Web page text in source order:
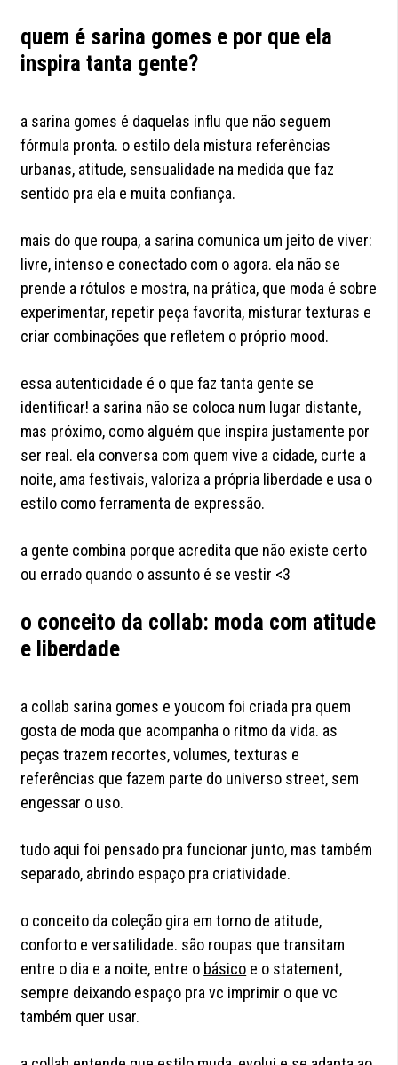
quem é sarina gomes e por que ela
inspira tanta gente?
a sarina gomes é daquelas influ que não seguem
fórmula pronta. o estilo dela mistura referências
urbanas, atitude, sensualidade na medida que faz
sentido pra ela e muita confiança.
mais do que roupa, a sarina comunica um jeito de viver:
livre, intenso e conectado com o agora. ela não se
prende a rótulos e mostra, na prática, que moda é sobre
experimentar, repetir peça favorita, misturar texturas e
criar combinações que refletem o próprio mood.
essa autenticidade é o que faz tanta gente se
identificar! a sarina não se coloca num lugar distante,
mas próximo, como alguém que inspira justamente por
ser real. ela conversa com quem vive a cidade, curte a
noite, ama festivais, valoriza a própria liberdade e usa o
estilo como ferramenta de expressão.
a gente combina porque acredita que não existe certo
ou errado quando o assunto é se vestir <3
o conceito da collab: moda com atitude
e liberdade
a collab sarina gomes e youcom foi criada pra quem
gosta de moda que acompanha o ritmo da vida. as
peças trazem recortes, volumes, texturas e
referências que fazem parte do universo street, sem
engessar o uso.
tudo aqui foi pensado pra funcionar junto, mas também
separado, abrindo espaço pra criatividade.
o conceito da coleção gira em torno de atitude,
conforto e versatilidade. são roupas que transitam
entre o dia e a noite, entre o básico e o statement,
sempre deixando espaço pra vc imprimir o que vc
também quer usar.